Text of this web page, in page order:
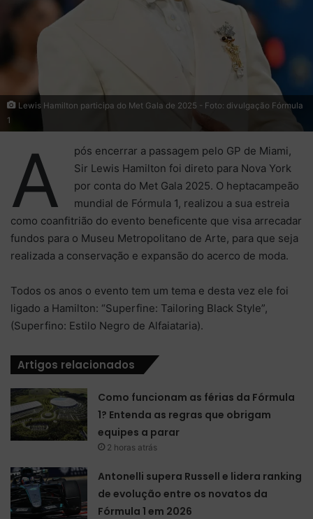
Lewis Hamilton participa do Met Gala de 2025 - Foto: divulgação Fórmula
1
A
pós encerrar a passagem pelo GP de Miami,
Sir Lewis Hamilton foi direto para Nova York
por conta do Met Gala 2025. O heptacampeão
mundial de Fórmula 1, realizou a sua estreia
como coanfitrião do evento beneficente que visa arrecadar
fundos para o Museu Metropolitano de Arte, para que seja
realizada a conservação e expansão do acerco de moda.
Todos os anos o evento tem um tema e desta vez ele foi
ligado a Hamilton: “Superfine: Tailoring Black Style”,
(Superfino: Estilo Negro de Alfaiataria).
Artigos relacionados
Como funcionam as férias da Fórmula
1? Entenda as regras que obrigam
equipes a parar
2 horas atrás
Antonelli supera Russell e lidera ranking
de evolução entre os novatos da
Fórmula 1 em 2026